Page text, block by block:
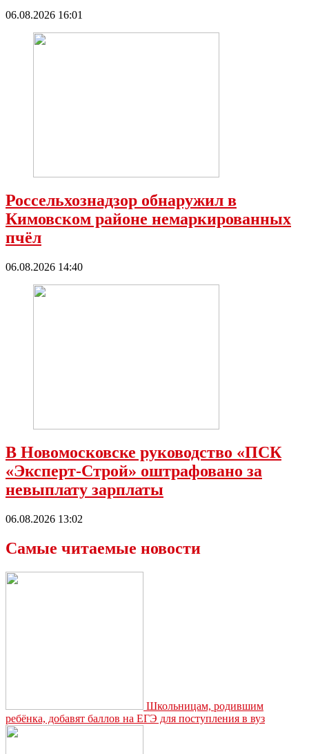
06.08.2026 16:01
Россельхознадзор обнаружил в
Кимовском районе немаркированных
пчёл
06.08.2026 14:40
В Новомосковске руководство «ПСК
«Эксперт-Строй» оштрафовано за
невыплату зарплаты
06.08.2026 13:02
Самые читаемые новости
Школьницам, родившим
ребёнка, добавят баллов на ЕГЭ для поступления в вуз